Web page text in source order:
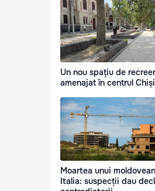
Un nou spațiu de
amenajat în centrul
Moartea unui
Italia: suspecții dau